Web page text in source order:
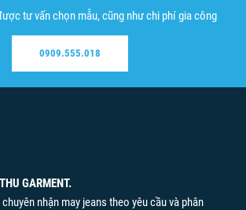
tư vấn chọn mẫu, cũng như chi phí gia công
0909.555.018
GARMENT.
nhận may jeans theo yêu cầu và phân